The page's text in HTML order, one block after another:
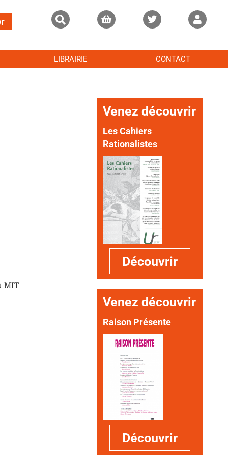
LIBRAIRIE CONTACT
MIT
Venez découvrir
Les Cahiers
Rationalistes
Découvrir
Venez découvrir
Raison Présente
Découvrir